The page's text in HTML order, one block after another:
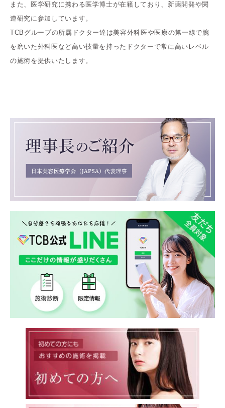
また、医学研究に携わる医学博士が在籍しており、新薬開発や関
連研究に参加しています。
TCBグループの所属ドクター達は美容外科医や医療の第一線で腕
を磨いた外科医など高い技量を持ったドクターで常に高いレベル
の施術を提供いたします。